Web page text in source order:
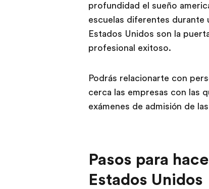
profundidad el sueño
escuelas diferentes durante
Estados Unidos son la
profesional exitoso.
Podrás relacionarte con
cerca las empresas con las
exámenes de admisión de
Pasos para
Estados Unidos